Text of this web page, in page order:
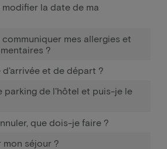
la date de ma
mes allergies et
?
d'arrivée et de départ ?
parking de l'hôtel et puis-je le
que dois-je faire ?
séjour ?